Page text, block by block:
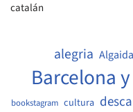
catalán
alegria Algaida
Barcelona
bookstagram cultura